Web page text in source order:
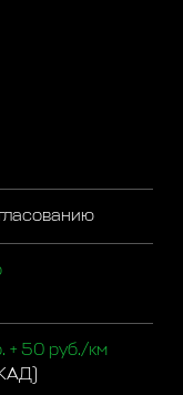
+ 50 руб./км